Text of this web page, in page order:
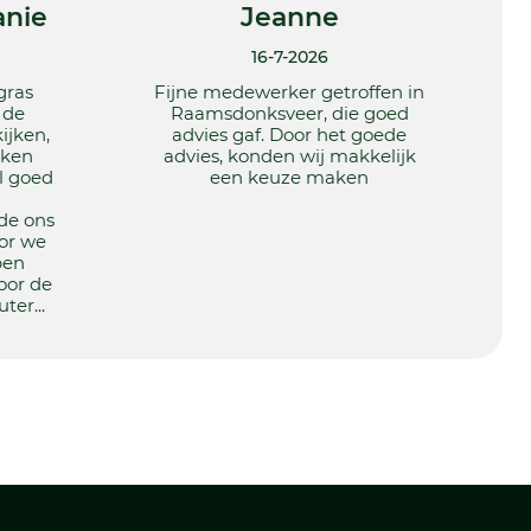
goed
ons
we
de
Jeanne
16-7-2026
Fijne medewerker getroffen in
Raamsdonksveer, die goed
advies gaf. Door het goede
advies, konden wij makkelijk
een keuze maken